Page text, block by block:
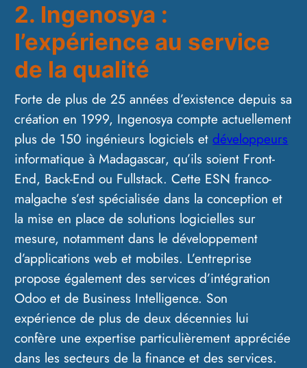
2. Ingenosya :
l’expérience au service
de la qualité
Forte de plus de 25 années d’existence depuis sa
création en 1999, Ingenosya compte actuellement
plus de 150 ingénieurs logiciels etdéveloppeurs
informatique à Madagascar, qu’ils soient Front-
End, Back-End ou Fullstack. Cette ESN franco-
malgache s’est spécialisée dans la conception et
la mise en place de solutions logicielles sur
mesure, notamment dans le développement
d’applications web et mobiles. L’entreprise
propose également des services d’intégration
Odoo et de Business Intelligence. Son
expérience de plus de deux décennies lui
confère une expertise particulièrement appréciée
dans les secteurs de la finance et des services.